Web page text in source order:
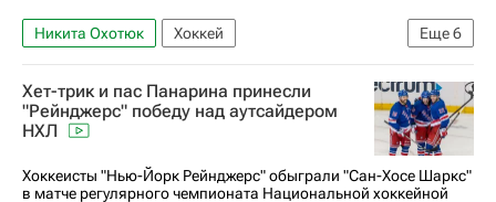
Еще6
Никита Охотюк
Хоккей
Национальная хоккейная лига (НХЛ)
Сан-Хосе Шаркс
Нью-Йорк Айлендерс
Александр Барабанов
Александр Романов
Хет-трик и пас Панарина принесли
"Рейнджерс" победу над аутсайдером
НХЛ
Хоккеисты "Нью-Йорк Рейнджерс" обыграли "Сан-Хосе Шаркс"
в матче регулярного чемпионата Национальной хоккейной